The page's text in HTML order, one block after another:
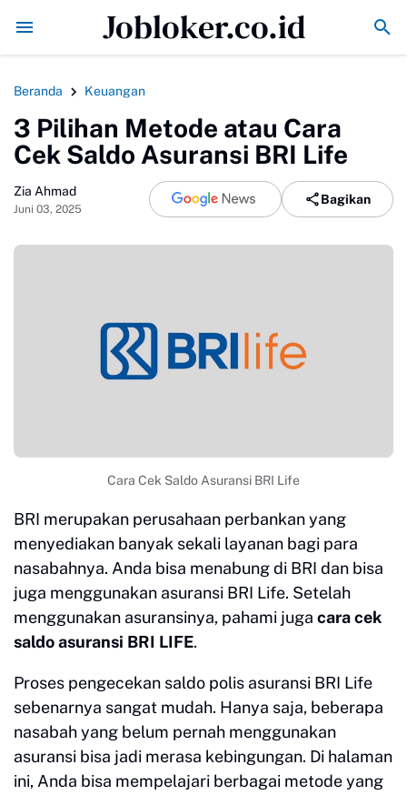
Mbappe Top Skor Sementara Setelah Cetak Gol ke Gawang
Jobloker.co.id
Beranda Keuangan
3 Pilihan Metode atau Cara
Cek Saldo Asuransi BRI Life
Zia Ahmad
Juni 03, 2025
Bagikan
Cara Cek Saldo Asuransi BRI Life
BRI merupakan perusahaan perbankan yang
menyediakan banyak sekali layanan bagi para
nasabahnya. Anda bisa menabung di BRI dan bisa
juga menggunakan asuransi BRI Life. Setelah
menggunakan asuransinya, pahami juga cara cek
saldo asuransi BRI LIFE.
Proses pengecekan saldo polis asuransi BRI Life
sebenarnya sangat mudah. Hanya saja, beberapa
nasabah yang belum pernah menggunakan
asuransi bisa jadi merasa kebingungan. Di halaman
ini, Anda bisa mempelajari berbagai metode yang